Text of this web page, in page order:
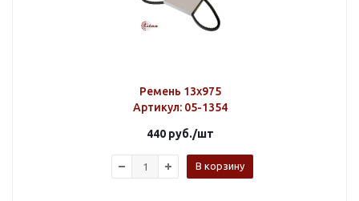
Ремень 13х975
Артикул: 05-1354
440руб./шт
В корзину